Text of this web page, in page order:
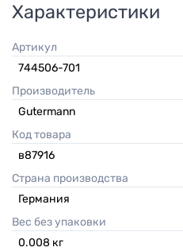
Характеристики
Артикул
744506-701
Производитель
Gutermann
Код товара
в87916
Страна производства
Германия
Вес без упаковки
0.008 кг